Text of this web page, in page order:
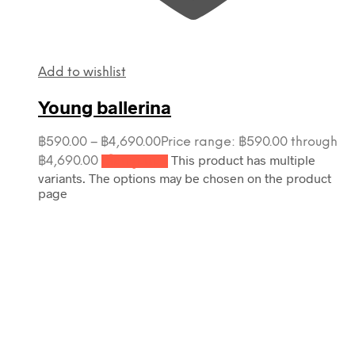
Add to wishlist
Young ballerina
฿590.00 – ฿4,690.00Price range: ฿590.00 through
฿4,690.00
This product has multiple
variants. The options may be chosen on the product
page